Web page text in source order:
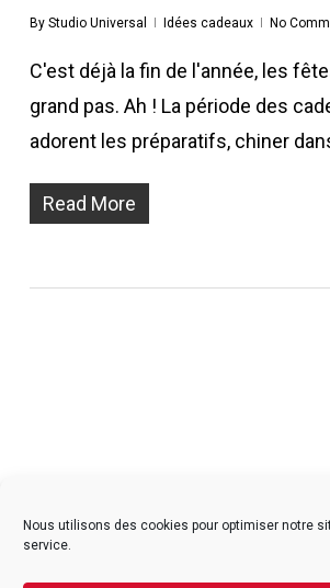
Nous utilisons des cookies pour optimiser notre
service.
By Studio Universal Idées cadeaux No
C'est déjà la fin de l'année, les
grand pas. Ah ! La période des
adorent les préparatifs, chiner
Read More